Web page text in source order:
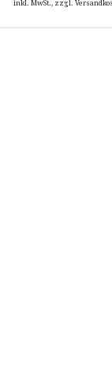
inkl. MwSt., zzgl.